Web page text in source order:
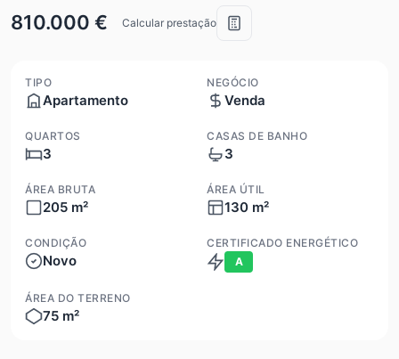
810.000 €
Calcular prestação
TIPO
Apartamento
NEGÓCIO
Venda
QUARTOS
3
CASAS DE BANHO
3
ÁREA BRUTA
205 m²
ÁREA ÚTIL
130 m²
CONDIÇÃO
Novo
CERTIFICADO ENERGÉTICO
A
ÁREA DO TERRENO
75 m²